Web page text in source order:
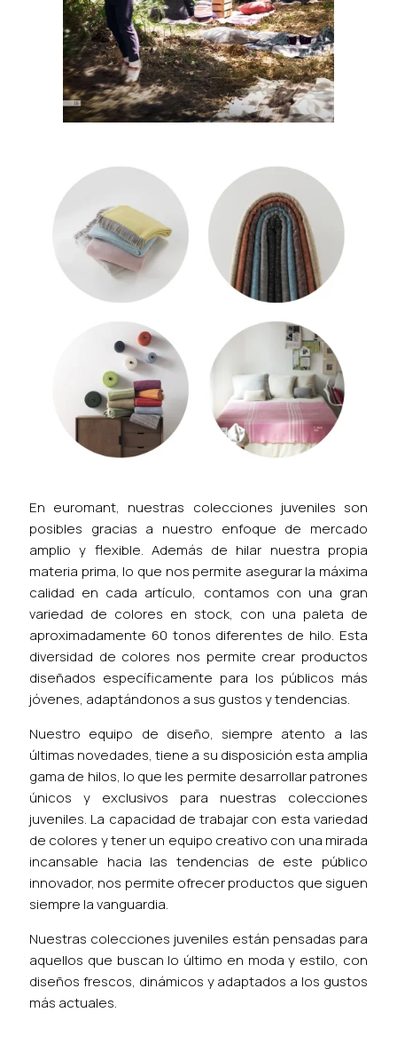
En euromant, nuestras colecciones juveniles son
posibles gracias a nuestro enfoque de mercado
amplio y flexible. Además de hilar nuestra propia
materia prima, lo que nos permite asegurar la máxima
calidad en cada artículo, contamos con una gran
variedad de colores en stock, con una paleta de
aproximadamente 60 tonos diferentes de hilo. Esta
diversidad de colores nos permite crear productos
diseñados específicamente para los públicos más
jóvenes, adaptándonos a sus gustos y tendencias.
Nuestro equipo de diseño, siempre atento a las
últimas novedades, tiene a su disposición esta amplia
gama de hilos, lo que les permite desarrollar patrones
únicos y exclusivos para nuestras colecciones
juveniles. La capacidad de trabajar con esta variedad
de colores y tener un equipo creativo con una mirada
incansable hacia las tendencias de este público
innovador, nos permite ofrecer productos que siguen
siempre la vanguardia.
Nuestras colecciones juveniles están pensadas para
aquellos que buscan lo último en moda y estilo, con
diseños frescos, dinámicos y adaptados a los gustos
más actuales.